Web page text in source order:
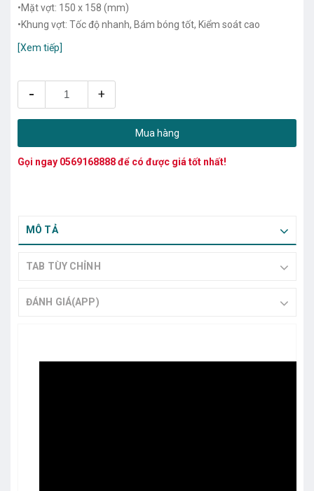
•Mặt vợt: 150 x 158 (mm)
•Khung vợt: Tốc độ nhanh, Bám bóng tốt, Kiểm soát cao
[Xem tiếp]
- +
Mua hàng
Gọi ngay 0569168888để có được giá tốt nhất!
MÔ TẢ
TAB TÙY CHỈNH
ĐÁNH GIÁ(APP)